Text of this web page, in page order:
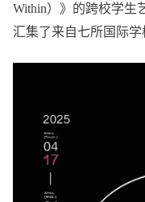
Within）》的跨校学生
汇集了来自七所国际学